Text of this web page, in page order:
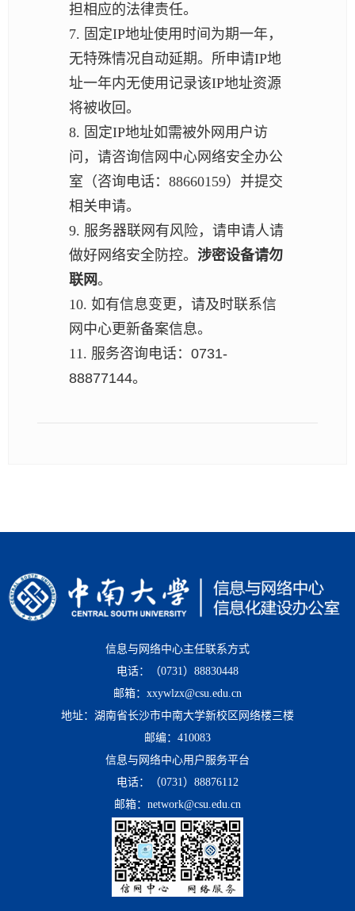
担相应的法律责任。
7. 固定IP地址使用时间为期一年，
无特殊情况自动延期。所申请IP地
址一年内无使用记录该IP地址资源
将被收回。
8. 固定IP地址如需被外网用户访
问，请咨询信网中心网络安全办公
室（咨询电话：88660159）并提交
相关申请。
9. 服务器联网有风险，请申请人请
做好网络安全防控。 涉密设备请勿
联网。
10. 如有信息变更，请及时联系信
网中心更新备案信息。
11. 服务咨询电话：0731-
88877144。
信息与网络中心主任联系方式
电话：（0731）88830448
邮箱：xxywlzx@csu.edu.cn
地址：湖南省长沙市中南大学新校区网络楼三楼
邮编：410083
信息与网络中心用户服务平台
电话：（0731）88876112
邮箱：network@csu.edu.cn